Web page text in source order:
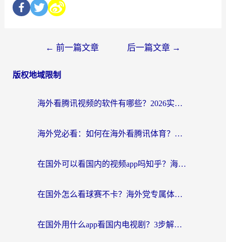
← 前一篇文章 后一篇文章 →
版权地域限制
海外看腾讯视频的软件有哪些？2026实测有效，留学生都在用的回国加速器指南
海外党必看：如何在海外看腾讯体育？解决赛事直播地区限制的终极指南
在国外可以看国内的视频app吗知乎？海外党亲测有效的追剧加速方案
在国外怎么看球赛不卡？海外党专属体育直播自由指南
在国外用什么app看国内电视剧？3步解决版权限制+卡顿难题